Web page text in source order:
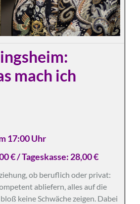
mach ich
17:00 Uhr
€ / Tageskasse: 28,00 €
ob beruflich oder privat:
abliefern, alles auf die
keine Schwäche zeigen. Dabei